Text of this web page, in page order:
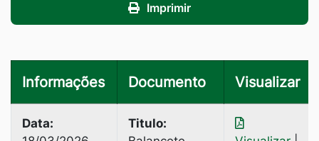
Imprimir
Informações Documento Visualizar
Data:
Titulo: